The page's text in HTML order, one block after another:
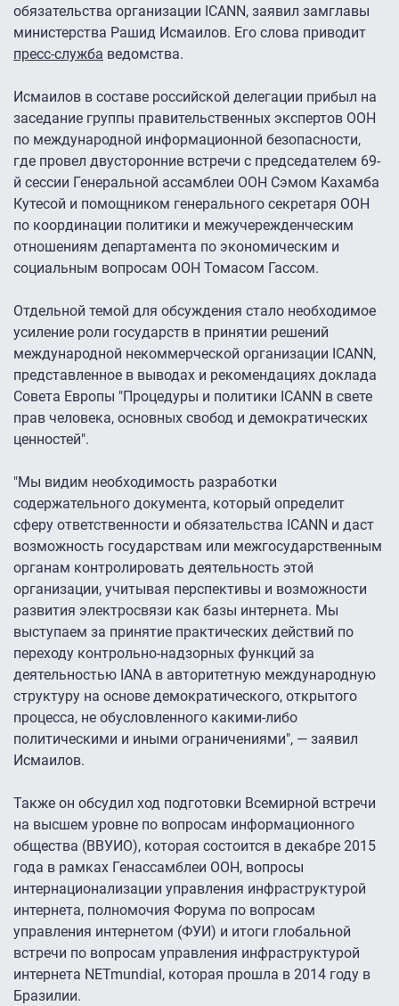
обязательства организации ICANN, заявил замглавы
министерства Рашид Исмаилов. Его слова приводит
пресс-служба ведомства.
Исмаилов в составе российской делегации прибыл на
заседание группы правительственных экспертов ООН
по международной информационной безопасности,
где провел двусторонние встречи с председателем 69-
й сессии Генеральной ассамблеи ООН Сэмом Кахамба
Кутесой и помощником генерального секретаря ООН
по координации политики и межучережденческим
отношениям департамента по экономическим и
социальным вопросам ООН Томасом Гассом.
Отдельной темой для обсуждения стало необходимое
усиление роли государств в принятии решений
международной некоммерческой организации ICANN,
представленное в выводах и рекомендациях доклада
Совета Европы "Процедуры и политики ICANN в свете
прав человека, основных свобод и демократических
ценностей".
"Мы видим необходимость разработки
содержательного документа, который определит
сферу ответственности и обязательства ICANN и даст
возможность государствам или межгосударственным
органам контролировать деятельность этой
организации, учитывая перспективы и возможности
развития электросвязи как базы интернета. Мы
выступаем за принятие практических действий по
переходу контрольно-надзорных функций за
деятельностью IANA в авторитетную международную
структуру на основе демократического, открытого
процесса, не обусловленного какими-либо
политическими и иными ограничениями", — заявил
Исмаилов.
Также он обсудил ход подготовки Всемирной встречи
на высшем уровне по вопросам информационного
общества (ВВУИО), которая состоится в декабре 2015
года в рамках Генассамблеи ООН, вопросы
интернационализации управления инфраструктурой
интернета, полномочия Форума по вопросам
управления интернетом (ФУИ) и итоги глобальной
встречи по вопросам управления инфраструктурой
интернета NETmundial, которая прошла в 2014 году в
Бразилии.